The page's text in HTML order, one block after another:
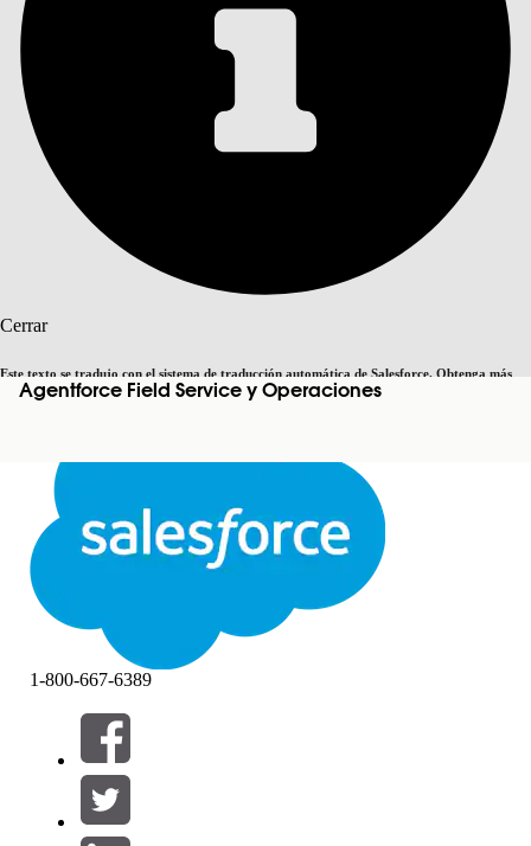
Cerrar
Este texto se tradujo con el sistema de traducción automática de Salesforce. Obtenga más
detallesaquí. Cambiar a inglés Ahora no
Cerrar Cerrar
Agentforce Field Service y Operaciones
Índice de materias
Buscar
Filtros (0)
SELECCIONAR FILTROS
Área de productos
1-800-667-6389